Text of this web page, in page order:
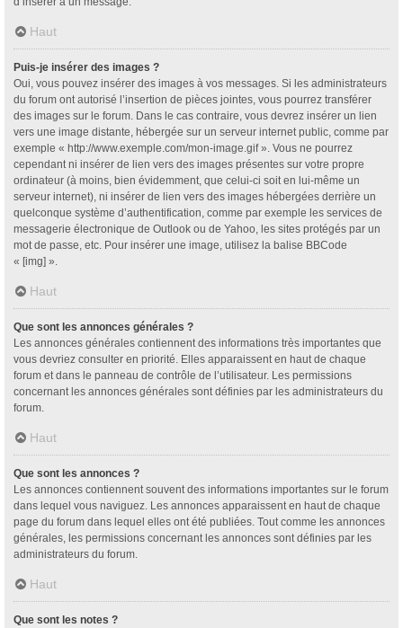
Haut
Puis-je insérer des images ?
Oui, vous pouvez insérer des images à vos messages. Si les administrateurs
du forum ont autorisé l’insertion de pièces jointes, vous pourrez transférer
des images sur le forum. Dans le cas contraire, vous devrez insérer un lien
vers une image distante, hébergée sur un serveur internet public, comme par
exemple « http://www.exemple.com/mon-image.gif ». Vous ne pourrez
cependant ni insérer de lien vers des images présentes sur votre propre
ordinateur (à moins, bien évidemment, que celui-ci soit en lui-même un
serveur internet), ni insérer de lien vers des images hébergées derrière un
quelconque système d’authentification, comme par exemple les services de
messagerie électronique de Outlook ou de Yahoo, les sites protégés par un
mot de passe, etc. Pour insérer une image, utilisez la balise BBCode
« [img] ».
Haut
Que sont les annonces générales ?
Les annonces générales contiennent des informations très importantes que
vous devriez consulter en priorité. Elles apparaissent en haut de chaque
forum et dans le panneau de contrôle de l’utilisateur. Les permissions
concernant les annonces générales sont définies par les administrateurs du
forum.
Haut
Que sont les annonces ?
Les annonces contiennent souvent des informations importantes sur le forum
dans lequel vous naviguez. Les annonces apparaissent en haut de chaque
page du forum dans lequel elles ont été publiées. Tout comme les annonces
générales, les permissions concernant les annonces sont définies par les
administrateurs du forum.
Haut
Que sont les notes ?